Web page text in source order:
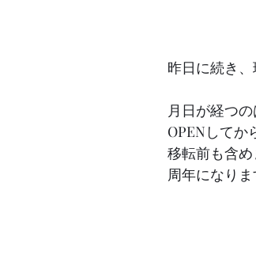
昨日に続き
月日が経つ
OPENしてか
移転前も含
周年になり